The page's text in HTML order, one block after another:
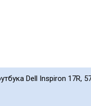
Dell Inspiron 17R,